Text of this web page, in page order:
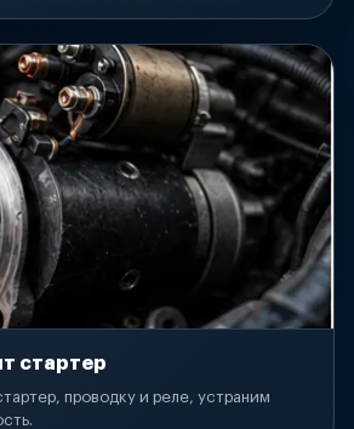
стартер
проводку и реле, устраним